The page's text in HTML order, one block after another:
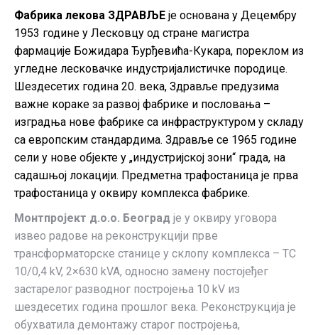
Фабрика лекова ЗДРАВЉЕ је основана у Децембру
1953 године у Лесковцу од стране магистра
фармације Божидара Ђурђевића-Кукара, пореклом из
угледне лесковачке индустријалистичке породице.
Шездесетих година 20. века, Здравље предузима
важне кораке за развој фабрике и пословања –
изградња нове фабрике са инфраструктуром у складу
са европским стандардима. Здравље се 1965 године
сели у нове објекте у „индустријској зони“ града, на
садашњој локацији. Предметна трафостаница је прва
трафостаница у оквиру комплекса фабрике.
Монтпројект д.о.о. Београд је у оквиру уговора
извео радове на реконструкцији прве
трансформаторске станице у склопу комплекса – ТС
10/0,4 kV, 2×630 kVA, односно замену постојеђег
застарелог разводног постројења 10 kV из
шездесетих година прошлог века. Реконструкција је
обухватила демонтажу старог постројења,